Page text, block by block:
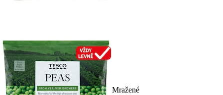
Mražené